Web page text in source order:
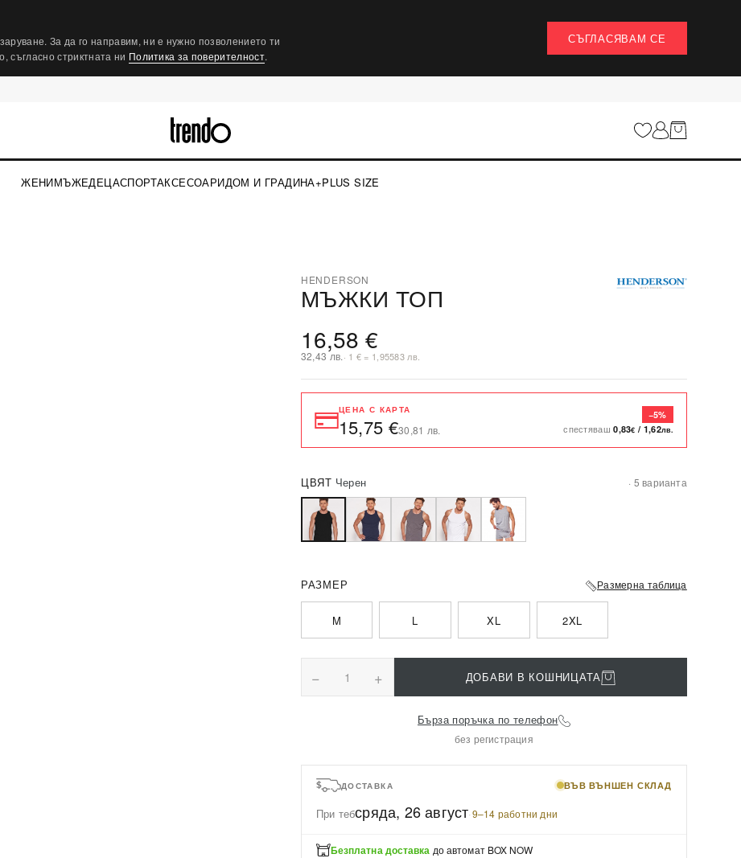
За да го направим, ни е нужно позволението ти
съгласно стриктната ни Политика за поверителност.
СЪГЛАСЯВАМ СЕ
ЖЕНИМЪЖЕДЕЦАСПОРТАКСЕСОАРИДОМ И ГРАДИНА+PLUS SIZE
HENDERSON
МЪЖКИ ТОП
16,58 €
32,43 лв.· 1 € = 1,95583 лв.
ЦЕНА С КАРТА
15,75 €30,81 лв.
−5%
спестяваш0,83€ / 1,62лв.
ЦВЯТ Черен · 5 варианта
РАЗМЕР Размерна таблица
M L XL 2XL
− 1 + ДОБАВИ В КОШНИЦАТА
Бърза поръчка по телефон
без регистрация
ДОСТАВКА ВЪВ ВЪНШЕН СКЛАД
При тебсряда, 26 август·9–14 работни дни
Безплатна доставка до автомат BOX NOW